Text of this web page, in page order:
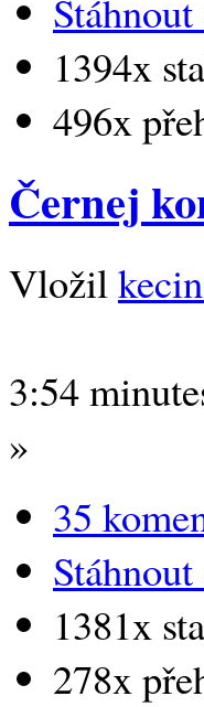
1394x
496x
Černej
Vložil
3:54
»
35
1381x
278x